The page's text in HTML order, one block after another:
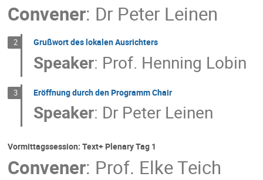
Convener: Dr Peter Leinen
2 Grußwort des lokalen Ausrichters
Speaker: Prof. Henning Lobin
3 Eröffnung durch den Programm Chair
Speaker: Dr Peter Leinen
Vormittagssession: Text+ Plenary Tag 1
Convener: Prof. Elke Teich